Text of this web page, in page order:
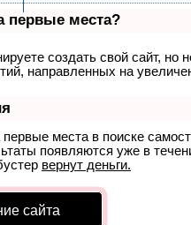
первые места?
создать свой сайт, но
направленных на
места в поиске
появляются уже в
вернут деньги.
сайта